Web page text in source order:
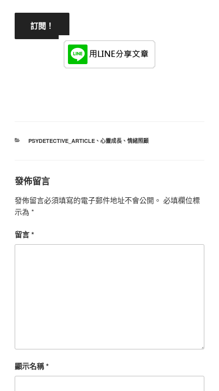
分
PSYDETECTIVE_ARTICLE、 心靈成長、 情緒照顧
發佈留言
發佈留言必須填寫的電子郵件地址不會公開。 必填欄位標
示為 *
留言*
顯示名稱*